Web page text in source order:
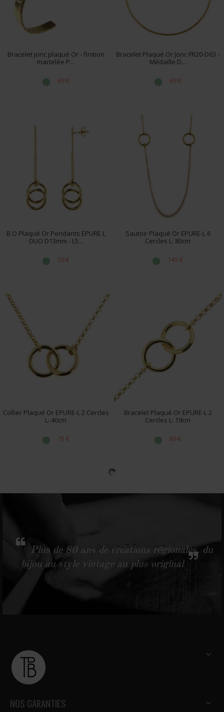
Bracelet jonc plaqué Or - finition
martelée P...
69 €
Bracelet Plaqué Or Jonc FR20-D63 -
Médaille D...
69 €
B.O Plaqué Or Pendants EPURE L
DUO D13mm - L5...
59 €
Sautoir Plaqué Or EPURE-L 6
Cercles L: 80cm
145 €
Collier Plaqué Or EPURE-L 2 Cercles
L: 40cm
75 €
Bracelet Plaqué Or EPURE-L 2
Cercles L: 19cm
69 €
Plus de 80 ans de créations régionales, du
bijou au style vintage au plus original
NOS GARANTIES